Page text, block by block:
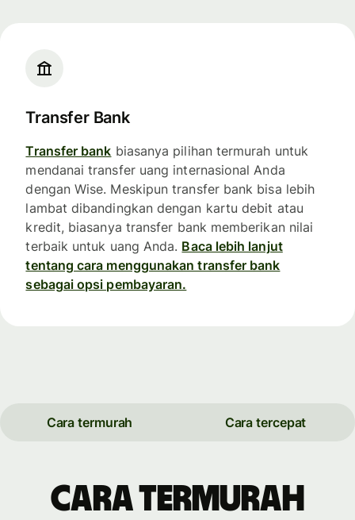
Transfer Bank
Transfer bank biasanya pilihan termurah untuk
mendanai transfer uang internasional Anda
dengan Wise. Meskipun transfer bank bisa lebih
lambat dibandingkan dengan kartu debit atau
kredit, biasanya transfer bank memberikan nilai
terbaik untuk uang Anda. Baca lebih lanjut
tentang cara menggunakan transfer bank
sebagai opsi pembayaran.
Cara termurah Cara tercepat
Cara termurah